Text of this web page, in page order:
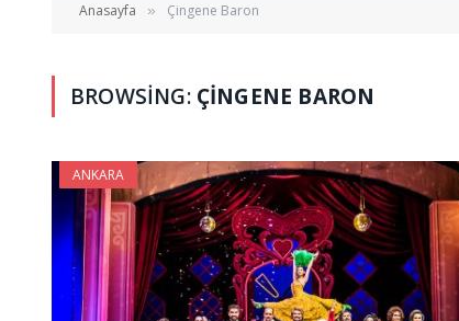
Anasayfa » Çingene Baron
BROWSING: ÇINGENE BARON
ANKARA